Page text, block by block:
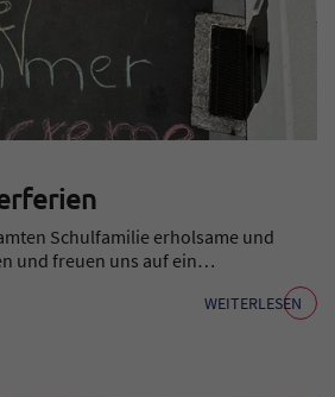
Schulfamilie erholsame und
und freuen uns auf ein…
WEITERLESEN